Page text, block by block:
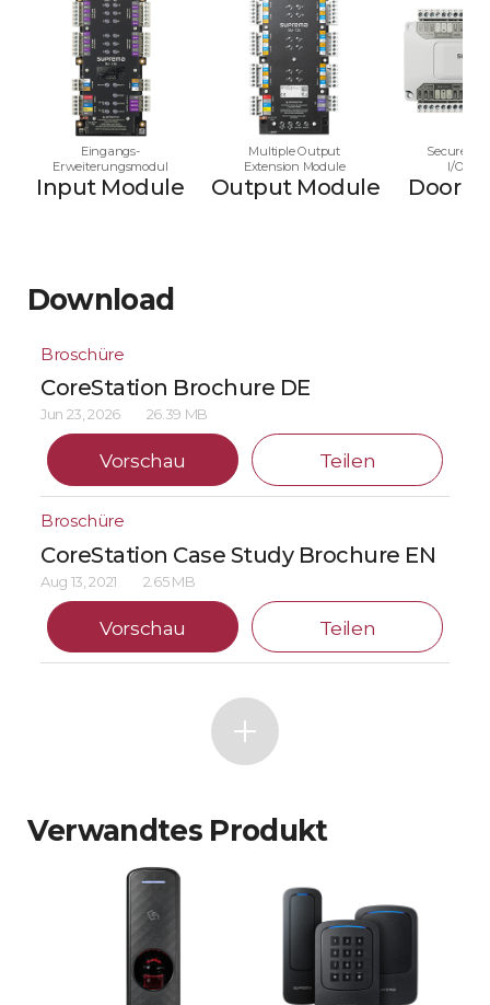
Eingangs-
Erweiterungsmodul
Input Module
Multiple Output
Extension Module
Output Module
Secure
I/O
Door
Download
Broschüre
CoreStation Brochure DE
Jun 23, 2026 26.39 MB
Vorschau Teilen
Broschüre
CoreStation Case Study Brochure EN
Aug 13, 2021 2.65 MB
Vorschau Teilen
Verwandtes Produkt